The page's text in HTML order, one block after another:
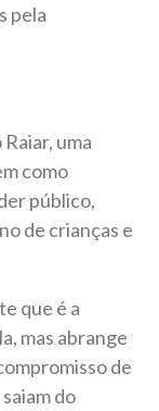
pela
uma
como
público,
de crianças e
que é a
mas abrange
de
do